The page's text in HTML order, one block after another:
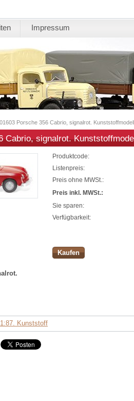
Impressum
01603 Porsche 356 Cabrio, signalrot.
Cabrio, signalrot.
Produktcode:
Listenpreis:
Preis ohne MWSt.:
Preis inkl. MWSt.:
Sie sparen:
Verfügbarkeit:
Kaufen
1:87. Kunststoff